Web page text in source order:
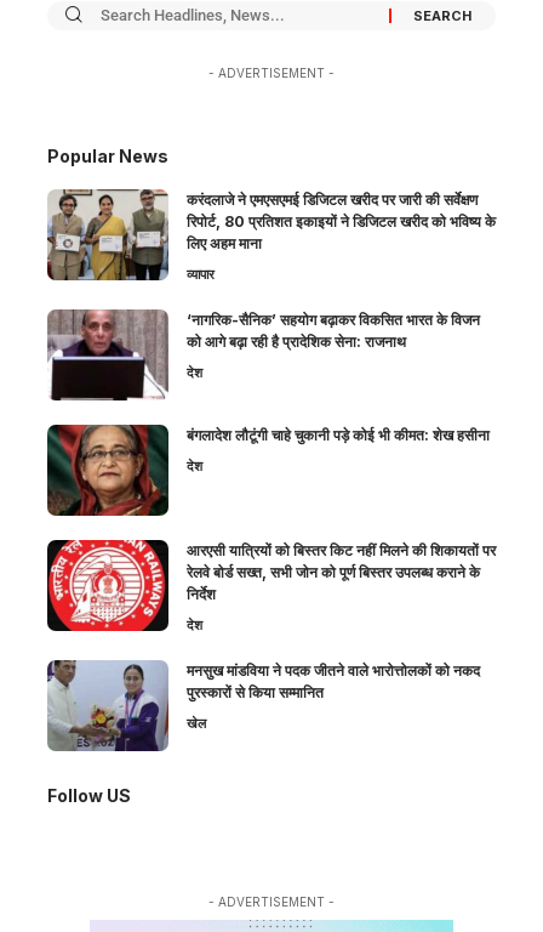
- ADVERTISEMENT -
Popular News
करंदलाजे ने एमएसएमई डिजिटल खरीद पर जारी की सर्वेक्षण
रिपोर्ट, 80 प्रतिशत इकाइयों ने डिजिटल खरीद को भविष्य के
लिए अहम माना
व्यापार
‘नागरिक-सैनिक’ सहयोग बढ़ाकर विकसित भारत के विजन
को आगे बढ़ा रही है प्रादेशिक सेना: राजनाथ
देश
बंगलादेश लौटूंगी चाहे चुकानी पड़े कोई भी कीमत: शेख हसीना
देश
आरएसी यात्रियों को बिस्तर किट नहीं मिलने की शिकायतों पर
रेलवे बोर्ड सख्त, सभी जोन को पूर्ण बिस्तर उपलब्ध कराने के
निर्देश
देश
मनसुख मांडविया ने पदक जीतने वाले भारोत्तोलकों को नकद
पुरस्कारों से किया सम्मानित
खेल
Follow US
- ADVERTISEMENT -